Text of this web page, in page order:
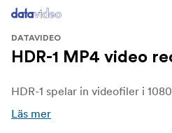
DATAVIDEO
HDR-1 MP4 video
Läs mer